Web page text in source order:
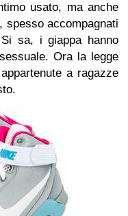
usato, ma anche
spesso accompagnati
sa, i giappa hanno
Ora la legge
a ragazze